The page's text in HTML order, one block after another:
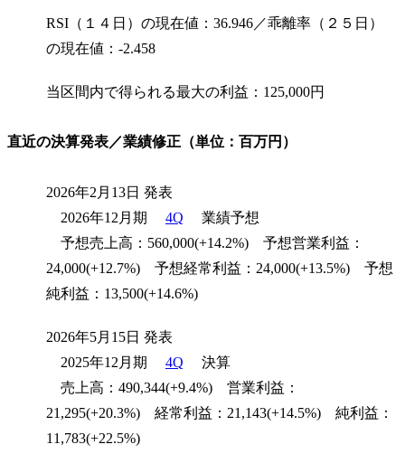
RSI（１４日）の現在値：36.946／乖離率（２５日）
の現在値：-2.458
当区間内で得られる最大の利益：125,000円
直近の決算発表／業績修正（単位：百万円）
2026年2月13日 発表
2026年12月期
4Q
業績予想
予想売上高：560,000(+14.2%) 予想営業利益：
24,000(+12.7%) 予想経常利益：24,000(+13.5%) 予想
純利益：13,500(+14.6%)
2026年5月15日 発表
2025年12月期
4Q
決算
売上高：490,344(+9.4%) 営業利益：
21,295(+20.3%) 経常利益：21,143(+14.5%) 純利益：
11,783(+22.5%)